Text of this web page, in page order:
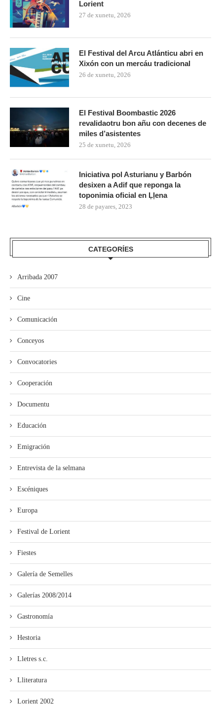
Lorient
27 de xunetu, 2026
El Festival del Arcu Atlánticu abri en
Xixón con un mercáu tradicional
26 de xunetu, 2026
El Festival Boombastic 2026
revalidaotru bon añu con decenes de
miles d’asistentes
25 de xunetu, 2026
Iniciativa pol Asturianu y Barbón
desixen a Adif que reponga la
toponimia oficial en Ḷḷena
28 de payares, 2023
CATEGORÍES
Arribada 2007
Cine
Comunicación
Conceyos
Convocatories
Cooperación
Documentu
Educación
Emigración
Entrevista de la selmana
Escéniques
Europa
Festival de Lorient
Fiestes
Galería de Semelles
Galerías 2008/2014
Gastronomía
Hestoria
Lletres s.c.
Lliteratura
Lorient 2002